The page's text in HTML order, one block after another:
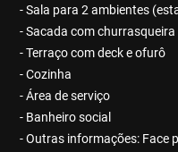
- Sala para 2 ambientes
- Sacada com churrasqueira
- Terraço com deck e ofurô
- Cozinha
- Área de serviço
- Banheiro social
- Outras informações: Face